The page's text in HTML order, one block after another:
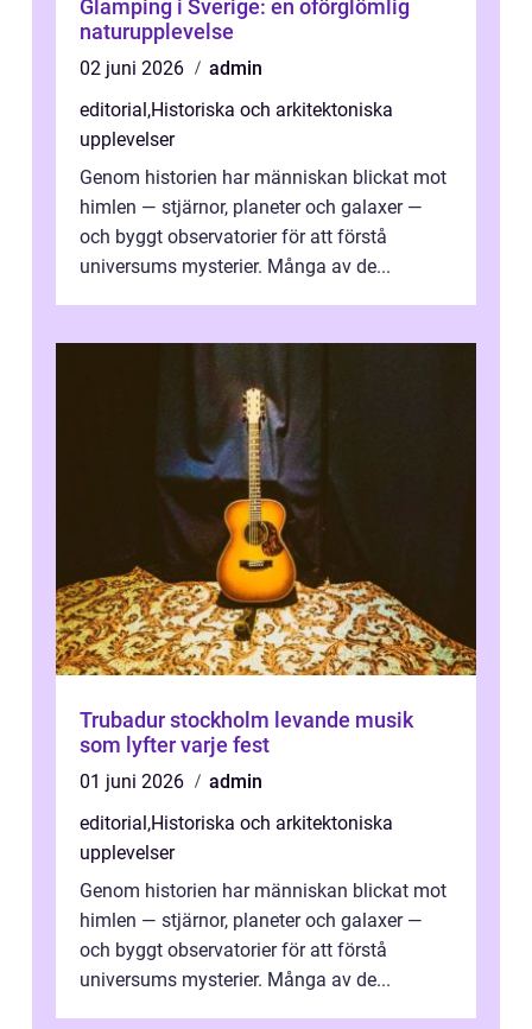
Glamping i Sverige: en oförglömlig
naturupplevelse
02 juni 2026
admin
editorial,Historiska och arkitektoniska
upplevelser
Genom historien har människan blickat mot
himlen — stjärnor, planeter och galaxer —
och byggt observatorier för att förstå
universums mysterier. Många av de...
Trubadur stockholm levande musik
som lyfter varje fest
01 juni 2026
admin
editorial,Historiska och arkitektoniska
upplevelser
Genom historien har människan blickat mot
himlen — stjärnor, planeter och galaxer —
och byggt observatorier för att förstå
universums mysterier. Många av de...